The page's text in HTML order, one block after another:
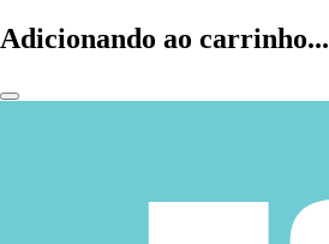
Adicionando ao carrinho...